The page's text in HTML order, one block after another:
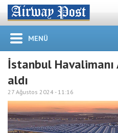
MENÜ
İstanbul Havalimanı
aldı
27 Ağustos 2024 - 11:16